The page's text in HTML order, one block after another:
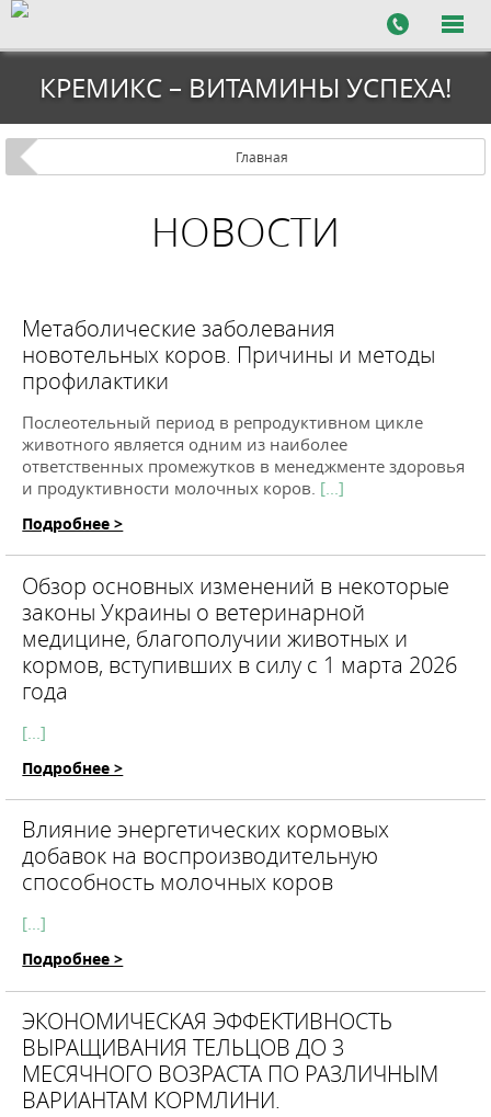
КРЕМИКС – ВИТАМИНЫ УСПЕХА!
Главная
НОВОСТИ
Метаболические заболевания
новотельных коров. Причины и методы
профилактики
Послеотельный период в репродуктивном цикле
животного является одним из наиболее
ответственных промежутков в менеджменте здоровья
и продуктивности молочных коров. [...]
Подробнее >
Обзор основных изменений в некоторые
законы Украины о ветеринарной
медицине, благополучии животных и
кормов, вступивших в силу с 1 марта 2026
года
[...]
Подробнее >
Влияние энергетических кормовых
добавок на воспроизводительную
способность молочных коров
[...]
Подробнее >
ЭКОНОМИЧЕСКАЯ ЭФФЕКТИВНОСТЬ
ВЫРАЩИВАНИЯ ТЕЛЬЦОВ ДО 3
МЕСЯЧНОГО ВОЗРАСТА ПО РАЗЛИЧНЫМ
ВАРИАНТАМ КОРМЛИНИ.